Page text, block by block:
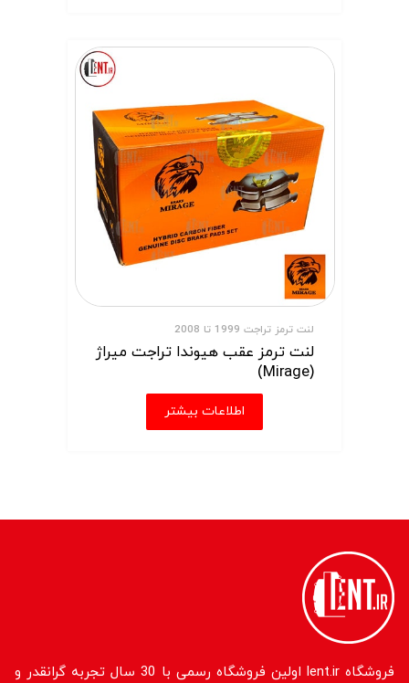
لنت ترمز تراجت 1999 تا 2008
لنت ترمز عقب هیوندا تراجت میراژ
(Mirage)
اطلاعات بیشتر
فروشگاه lent.ir اولین فروشگاه رسمی با 30 سال تجربه گرانقدر و